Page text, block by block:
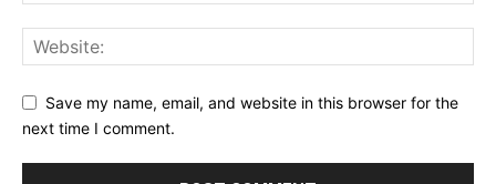
Save my name, email, and website in this browser for the
next time I comment.